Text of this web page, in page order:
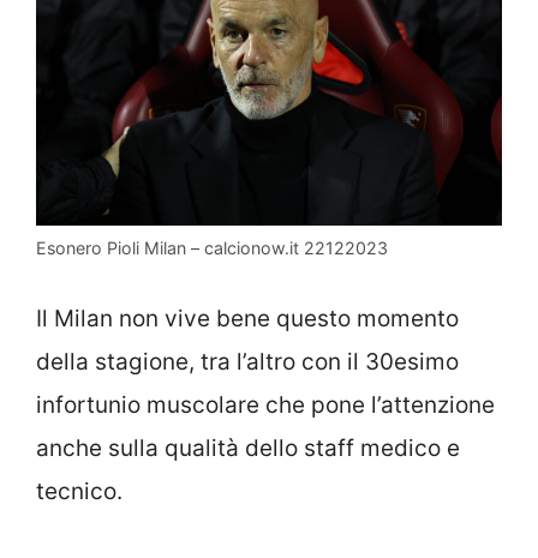
Esonero Pioli Milan – calcionow.it 22122023
Il Milan non vive bene questo momento
della stagione, tra l’altro con il 30esimo
infortunio muscolare che pone l’attenzione
anche sulla qualità dello staff medico e
tecnico.